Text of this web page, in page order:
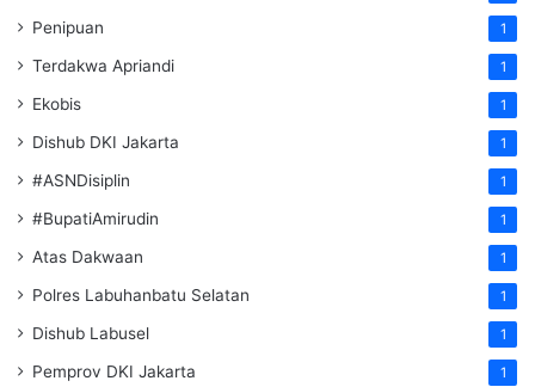
Penipuan 1
Terdakwa Apriandi 1
Ekobis 1
Dishub DKI Jakarta 1
#ASNDisiplin 1
#BupatiAmirudin 1
Atas Dakwaan 1
Polres Labuhanbatu Selatan 1
Dishub Labusel 1
Pemprov DKI Jakarta 1